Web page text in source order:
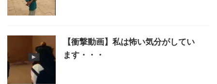
【衝撃動画】私は怖い気分がしてい
ます・・・